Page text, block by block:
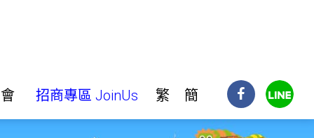
招商專區 JoinUs 繁 簡